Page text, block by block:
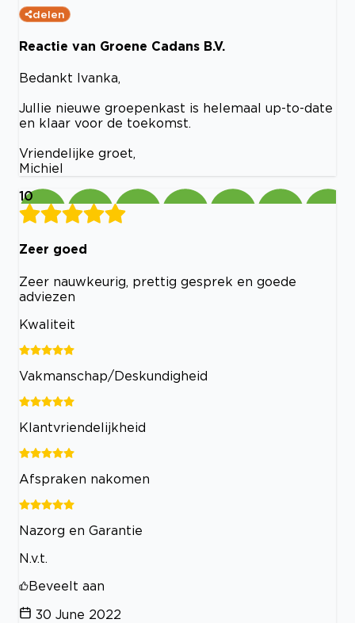
delen
Reactie van Groene Cadans B.V.
Bedankt Ivanka,
Jullie nieuwe groepenkast is helemaal up-to-date
en klaar voor de toekomst.
Vriendelijke groet,
Michiel
10
Zeer goed
Zeer nauwkeurig, prettig gesprek en goede
adviezen
Kwaliteit
Vakmanschap/Deskundigheid
Klantvriendelijkheid
Afspraken nakomen
Nazorg en Garantie
N.v.t.
Beveelt aan
30 June 2022